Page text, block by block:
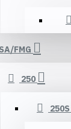
FMG
250
250S